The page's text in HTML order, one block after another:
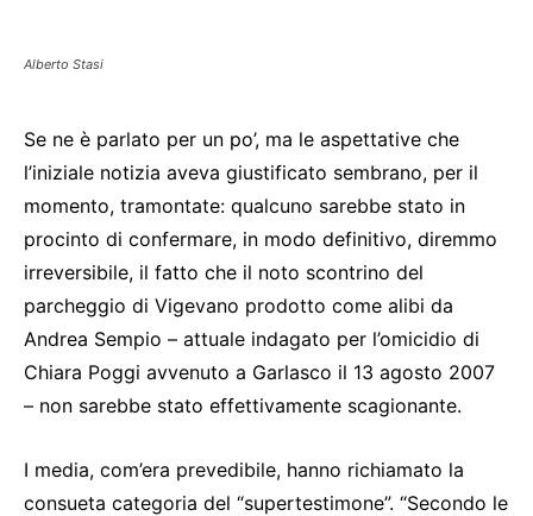
Alberto Stasi
Se ne è parlato per un po’, ma le aspettative che
l’iniziale notizia aveva giustificato sembrano, per il
momento, tramontate: qualcuno sarebbe stato in
procinto di confermare, in modo definitivo, diremmo
irreversibile, il fatto che il noto scontrino del
parcheggio di Vigevano prodotto come alibi da
Andrea Sempio – attuale indagato per l’omicidio di
Chiara Poggi avvenuto a Garlasco il 13 agosto 2007
– non sarebbe stato effettivamente scagionante.
I media, com’era prevedibile, hanno richiamato la
consueta categoria del “supertestimone”. “Secondo le